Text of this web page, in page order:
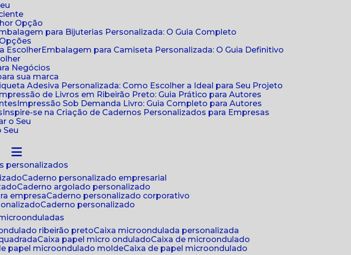
Opção
para Bijuterias Personalizada: O Guia Completo
Escolher
Embalagem para Camiseta Personalizada: O Guia Definitivo
Negócios
sua marca
Adesiva Personalizada: Como Escolher a Ideal para Seu Projeto
Impressão de Livros em Ribeirão Preto: Guia Prático para Autores
Impressão Sob Demanda Livro: Guia Completo para Autores
Inspire-se na Criação de Cadernos Personalizados para Empresas
o Seu
Seu
personalizados
caderno personalizado empresarial
caderno argolado personalizado
empresa
caderno personalizado corporativo
caderno personalizado
microonduladas
ribeirão preto
caixa microondulada personalizada
caixa papel micro ondulado
caixa de microondulado
papel microondulado molde
caixa de papel microondulado